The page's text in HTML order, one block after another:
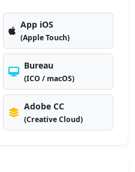
App iOS
(Apple Touch)
Bureau
(ICO / macOS)
Adobe CC
(Creative Cloud)